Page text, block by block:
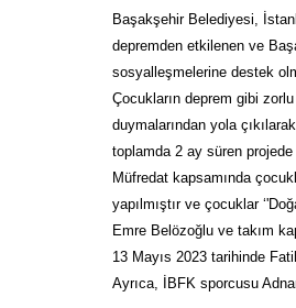
Başakşehir Belediyesi,
depremden etkilenen ve
sosyalleşmelerine destek
Çocukların deprem gibi
duymalarından yola
toplamda 2 ay süren projede
Müfredat kapsamında
yapılmıştır ve çocuklar
Emre Belözoğlu ve takım
13 Mayıs 2023 tarihinde
Ayrıca, İBFK sporcusu